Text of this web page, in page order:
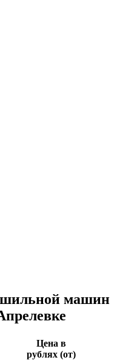
машин
Цена в
рублях (от)